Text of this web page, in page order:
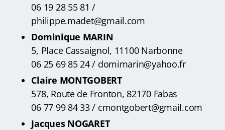
06 19 28 55 81 /
philippe.madet@gmail.com
Dominique MARIN
5, Place Cassaignol, 11100 Narbonne
06 25 69 85 24 / domimarin@yahoo.fr
Claire MONTGOBERT
578, Route de Fronton, 82170 Fabas
06 77 99 84 33 / cmontgobert@gmail.com
Jacques NOGARET